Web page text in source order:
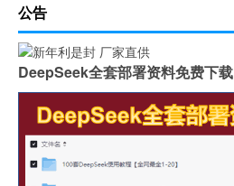
公告
DeepSeek全套部署资料免费下载